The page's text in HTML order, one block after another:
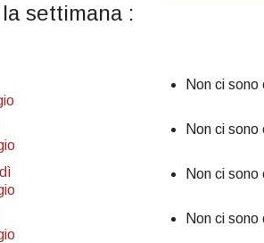
settimana :
Non ci
Non ci
Non ci
Non ci